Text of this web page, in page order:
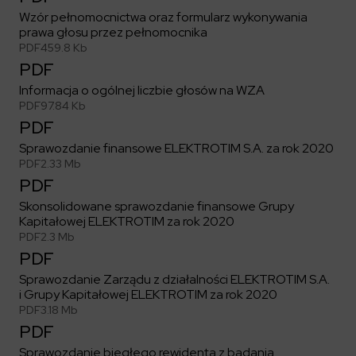
Wzór pełnomocnictwa oraz formularz wykonywania
prawa głosu przez pełnomocnika
PDF459.8 Kb
PDF
Informacja o ogólnej liczbie głosów na WZA
PDF97.84 Kb
PDF
Sprawozdanie finansowe ELEKTROTIM S.A. za rok 2020
PDF2.33 Mb
PDF
Skonsolidowane sprawozdanie finansowe Grupy
Kapitałowej ELEKTROTIM za rok 2020
PDF2.3 Mb
PDF
Sprawozdanie Zarządu z działalności ELEKTROTIM S.A.
i Grupy Kapitałowej ELEKTROTIM za rok 2020
PDF3.18 Mb
PDF
Sprawozdanie biegłego rewidenta z badania